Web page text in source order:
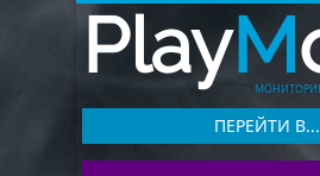
PlayM
ПЕРЕЙТИ В...